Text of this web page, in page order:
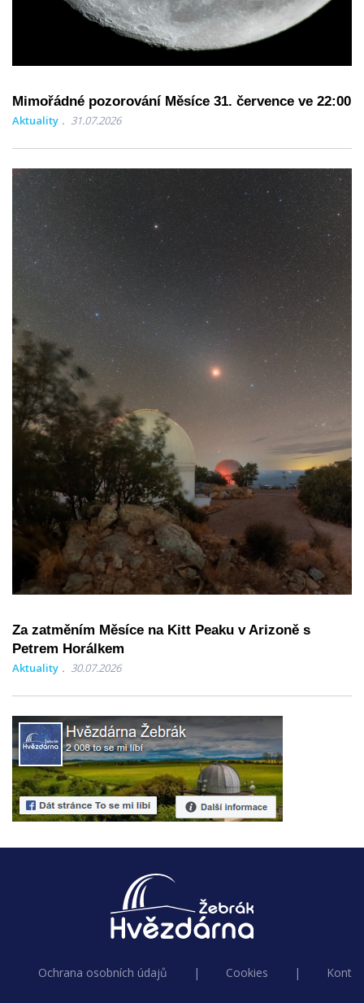
Mimořádné pozorování Měsíce 31. července ve 22:00
Aktuality 31.07.2026
Za zatměním Měsíce na Kitt Peaku v Arizoně s
Petrem Horálkem
Aktuality 30.07.2026
Ochrana osobních údajů | Cookies |